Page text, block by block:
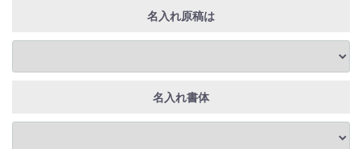
名入れ原稿は
名入れ書体